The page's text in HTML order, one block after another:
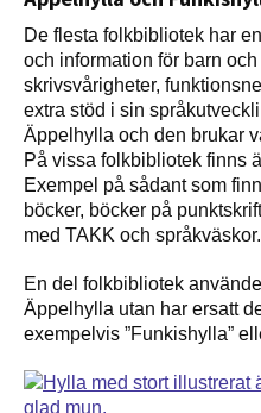
De flesta folkbibliotek har
och information för barn
skrivsvårigheter,
extra stöd i sin
Äppelhylla och den brukar
På vissa folkbibliotek finns
Exempel på sådant som
böcker, böcker på
med TAKK och språkväskor.
En del folkbibliotek
Äppelhylla utan har ersatt
exempelvis ”Funkishylla”